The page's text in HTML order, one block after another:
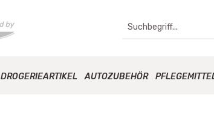
DROGERIEARTIKEL AUTOZUBEHÖR